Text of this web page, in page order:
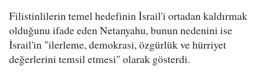
Filistinlilerin temel hedefinin İsrail'i ortadan kaldırmak
olduğunu ifade eden Netanyahu, bunun nedenini ise
İsrail'in "ilerleme, demokrasi, özgürlük ve hürriyet
değerlerini temsil etmesi" olarak gösterdi.